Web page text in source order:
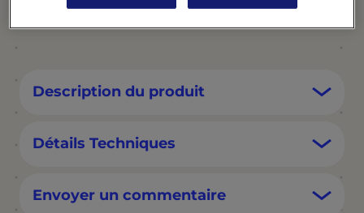
Description du produit
Détails Techniques
Envoyer un commentaire